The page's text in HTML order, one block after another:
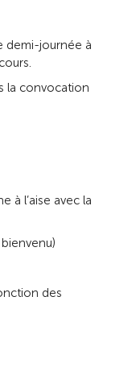
demi-journée à
la convocation
à l’aise avec la
des